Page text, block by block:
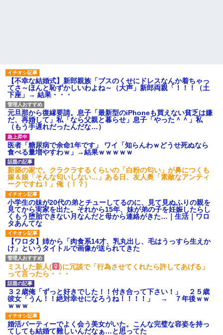
【不幸な結婚式】新郎親族「ブスのくせにドレスなんか着ちゃっ
てさ～ほんと恥ずかしいわよね～（大声」新郎両親「！！！（土
下座」→ 結果・・・
元旦那から復縁要請。息子「最新型のiPhoneも買えない貧乏は嫌
だ、再婚して」私「なら父親と暮らせ」息子「やった＾＾」私
（もう手遅れだったんだな…）
医者「糖尿病で余命1年です」 ワイ「知らんわｗどうせ死ぬなら
食べる量増やすわｗ」→結果ｗｗｗｗｗ
新築の家で。クラクラするくらいの「白粉の匂い」が鼻につくも
嫁＆娘「そんな匂いしない…」ある日、友人奥「素敵なアンティ
ークですね！」俺（！？）
小学生の妹が20代の弟とチューしてるのに、見て見ぬふりの親を
見てから実家を出た。それから15年、妹が弟の子を妊娠したらし
くもう堕胎できない月なんだと母から連絡がきた…｜生活｜ワロ
タあんてな
【ワロタ】姉から「肉食系14才、乳丸出し、毛はうっすら生えか
け」というタイトルで画像が送られてきた
ミスした新人(
)に冗談で「行為させてくれたら許してあげる」
って言ったら・・・
３２歳俺「ずっと好きでした！！付き合って下さい！」 ２５歳
彼女「うん！！絶対幸せになろうね！！！！」 → ７年後ｗｗ
ｗｗｗ
婚活パーティーでよく会う美女がいた。こんな完璧な容姿を持っ
てしても結婚て難しいんだなぁ…と思ってた